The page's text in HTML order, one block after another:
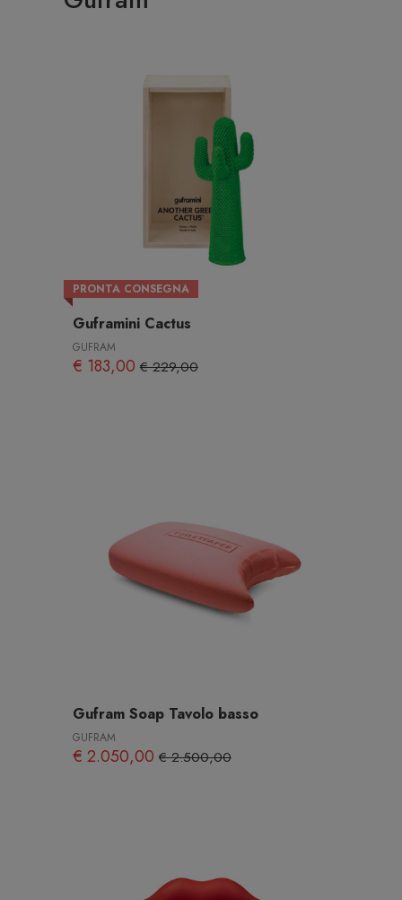
PRONTA CONSEGNA
Guframini Cactus
GUFRAM
€ 183,00€ 229,00
Gufram Soap Tavolo basso
GUFRAM
€ 2.050,00€ 2.500,00